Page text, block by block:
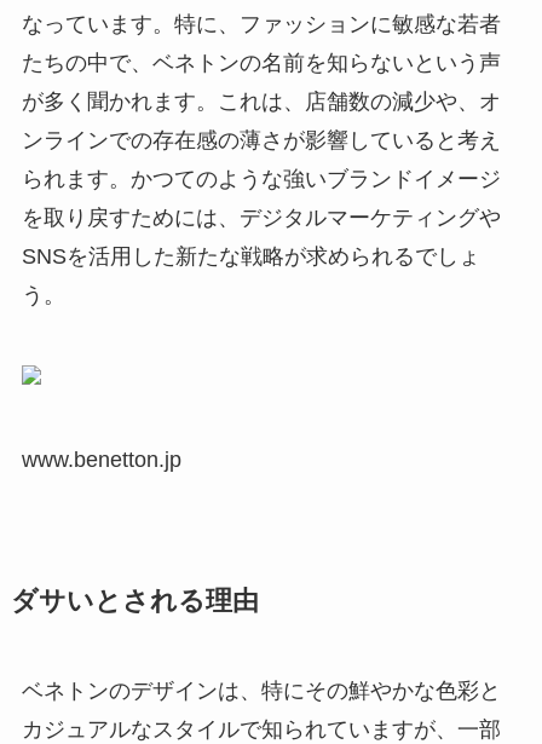
なっています。特に、ファッションに敏感な若者
たちの中で、ベネトンの名前を知らないという声
が多く聞かれます。これは、店舗数の減少や、オ
ンラインでの存在感の薄さが影響していると考え
られます。かつてのような強いブランドイメージ
を取り戻すためには、デジタルマーケティングや
SNSを活用した新たな戦略が求められるでしょ
う。
www.benetton.jp
ダサいとされる理由
ベネトンのデザインは、特にその鮮やかな色彩と
カジュアルなスタイルで知られていますが、一部